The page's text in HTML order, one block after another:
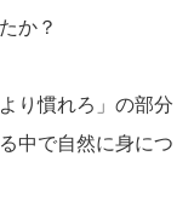
か？
り慣れろ」の部分
中で自然に身につ